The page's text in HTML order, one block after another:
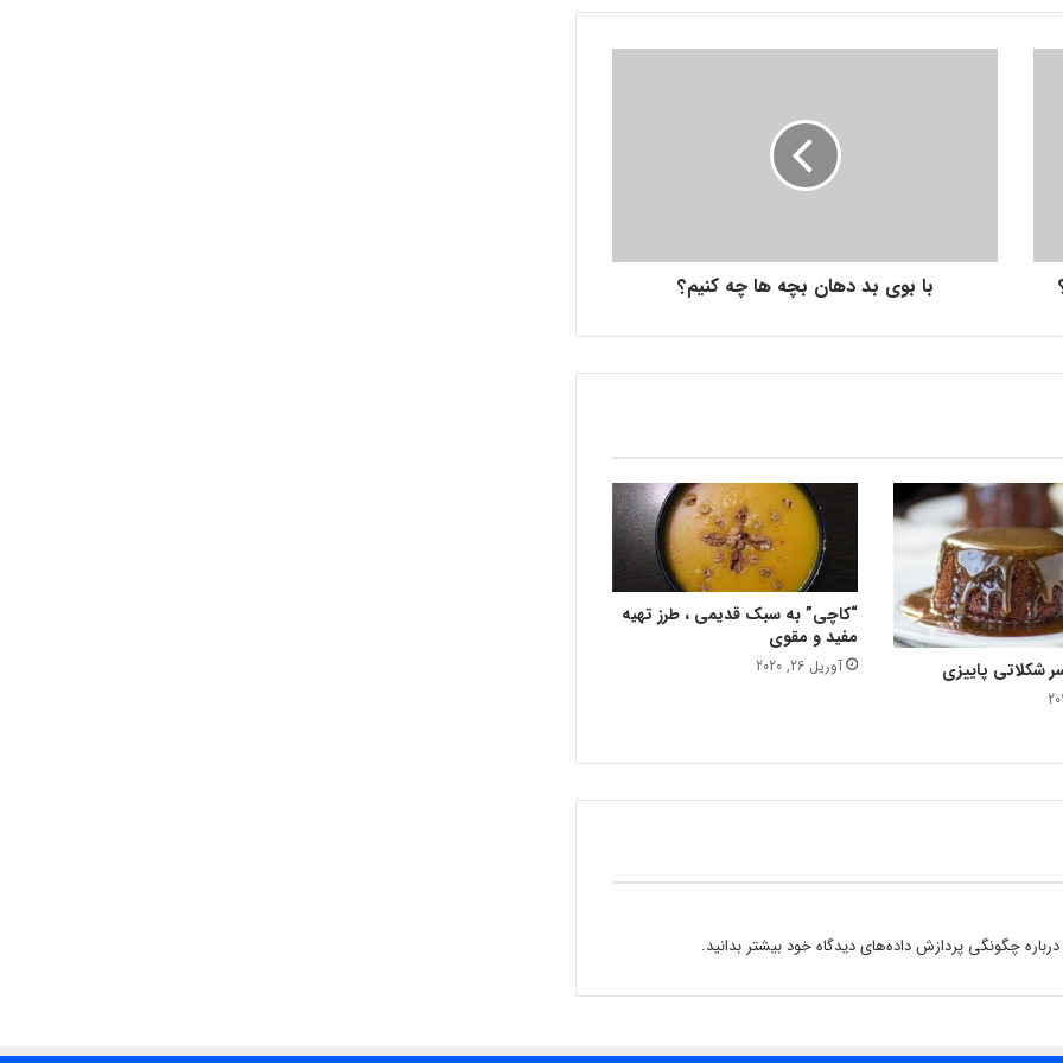
ه
ب
چ
ه
ک
ن
ی
م
؟
با بوی بد دهان بچه ها چه کنیم؟
شکلاتی پاییزی
“کاچی” به سبک قدیمی ، طرز تهیه
مفید و مقوی
آوریل 26, 2020
درباره چگونگی پردازش داده‌های دیدگاه خود بیشتر بدانید.